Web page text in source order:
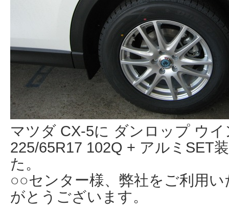
マツダ CX-5に ダンロップ ウ
225/65R17 102Q + アルミSET
た。
○○センター様、弊社をご利用
がとうございます。